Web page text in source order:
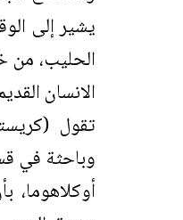
يشير إلى
الحليب، من
الانسان
تقول
وباحثة في
أوكلاهوما،